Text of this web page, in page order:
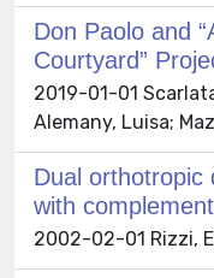
Don Paolo and
Courtyard”
2019-01-01
Alemany, Luisa;
Dual orthotropic
with
2002-02-01 Rizzi,